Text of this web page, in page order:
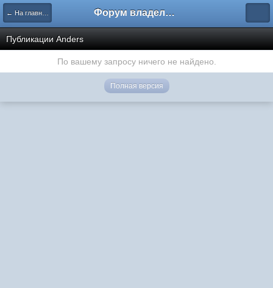
← На главную Форум владельцев интернет-магазинов
Публикации Anders
По вашему запросу ничего не найдено.
Полная версия